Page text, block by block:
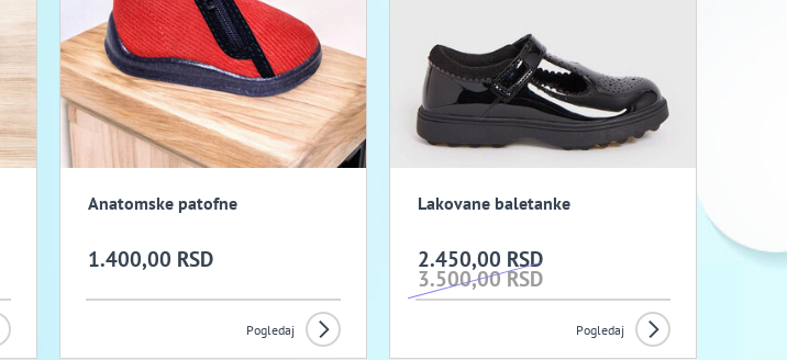
Anatomske patofne
1.400,00 RSD
Pogledaj
Lakovane baletanke
2.450,00 RSD
3.500,00 RSD
Pogledaj